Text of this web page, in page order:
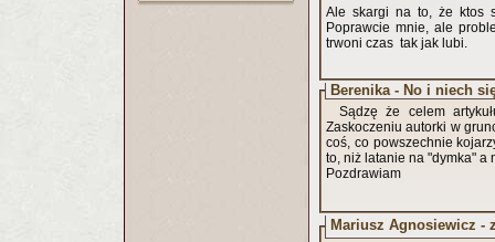
Ale skargi na to, że ktos
Poprawcie mnie, ale
trwoni czas tak jak lubi.
Berenika - No i niech
Sądzę że celem
Zaskoczeniu autorki w
coś, co powszechnie
to, niż latanie na "dymka" a
Pozdrawiam
Mariusz Agnosiewicz -